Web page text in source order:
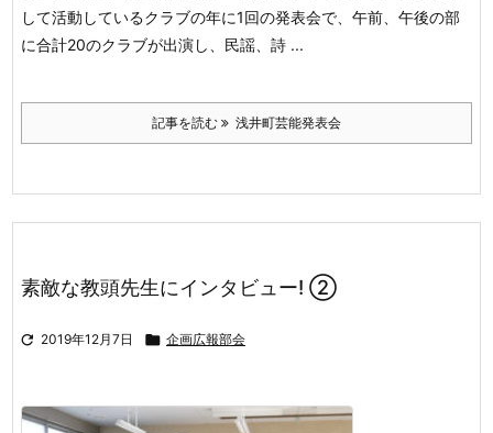
して活動しているクラブの年に1回の発表会で、午前、午後の部
に合計20のクラブが出演し、民謡、詩 ...
記事を読む 浅井町芸能発表会
素敵な教頭先生にインタビュー! ②
 2019年12月7日  企画広報部会